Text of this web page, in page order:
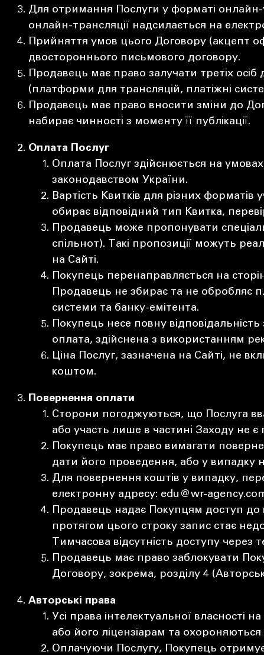
Для отримання Послуги у форматі
онлайн-трансляції надсилається на
Прийняття умов цього Договору (акцепт
двостороннього письмового договору.
Продавець має право залучати третіх
(платформи для трансляцій, платіжні
Продавець має право вносити зміни до
набирає чинності з моменту її публікації.
Оплата Послуг
Оплата Послуг здійснюється на умовах
законодавством України.
Вартість Квитків для різних форматів
обирає відповідний тип Квитка,
Продавець може пропонувати
спільнот). Такі пропозиції можуть
на Сайті.
Покупець перенаправляється на
Продавець не збирає та не обробляє
системи та банку-емітента.
Покупець несе повну
оплата, здійснена з використанням
Ціна Послуг, зазначена на Сайті, не
коштом.
Повернення оплати
Сторони погоджуються, що Послуга
або участь лише в частині Заходу не
Покупець має право вимагати
дати його проведення, або у випадку
Для повернення коштів у випадку,
електронну адресу: edu@wr-
Продавець надає Покупцям доступ до
протягом цього строку запис стає
Тимчасова відсутність доступу через
Продавець має право заблокувати
Договору, зокрема, розділу 4
Авторські права
Усі права інтелектуальної власності
або його ліцензіарам та
Оплачуючи Послугу, Покупець